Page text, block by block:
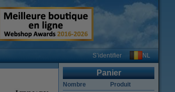
S’identifier NL
Panier
Nombre Produit